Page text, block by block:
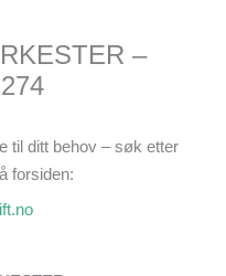
–
til ditt behov – søk etter
forsiden: